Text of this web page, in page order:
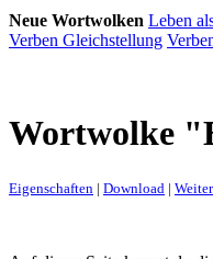
Neue Wortwolken Leben
Verben Gleichstellung
Wortwolke
Eigenschaften | Download |